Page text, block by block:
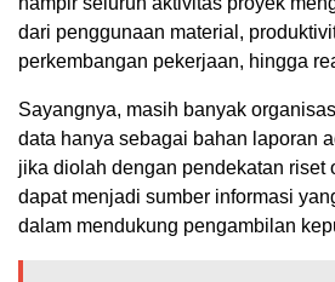
dari penggunaan material,
perkembangan pekerjaan, hingga
Sayangnya, masih banyak
data hanya sebagai bahan laporan
jika diolah dengan pendekatan riset
dapat menjadi sumber informasi
dalam mendukung pengambilan